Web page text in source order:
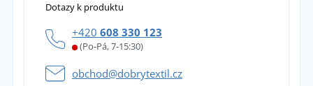
Dotazy k produktu
+420 608 330 123
(Po-Pá, 7-15:30)
obchod@dobrytextil.cz